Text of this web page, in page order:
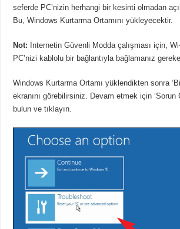
seferde PC’nizin herhangi bir kesinti olmadan
Bu, Windows Kurtarma Ortamını yükleyecektir.
Not: İnternetin Güvenli Modda çalışması için,
PC’nizi kablolu bir bağlantıyla bağlamanız
Windows Kurtarma Ortamı yüklendikten sonra
ekranını görebilirsiniz. Devam etmek için ‘Sorun
bulun ve tıklayın.